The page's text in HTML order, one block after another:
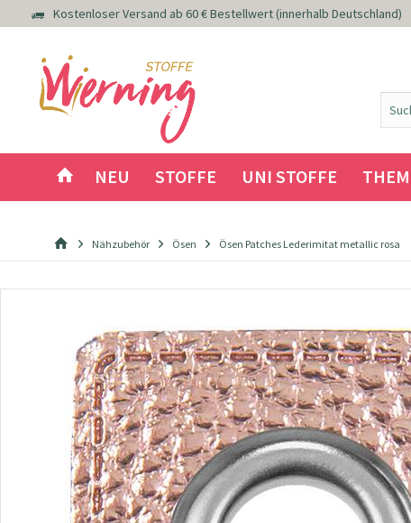
Kostenloser Versand ab 60 € Bestellwert (innerhalb Deutschland)
NEU STOFFE UNI STOFFE
Nähzubehör Ösen Ösen Patches Lederimitat metallic rosa